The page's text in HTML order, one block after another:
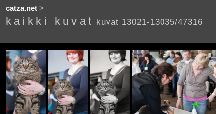
catza.net>
kaikki kuvat kuvat 13021-13035/47316